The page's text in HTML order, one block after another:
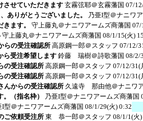
させていただきます 玄霧弦耶＠玄霧藩国 07/
ありがとうございました。
乃亜I型＠ナニワ
ます。
守上藤丸＠ナニワアームズ商藩国 07/
守上藤丸＠ナニワアームズ商藩国 08/1/15(火)
らの受注確認所 高原鋼一郎＠スタッフ 07/12/
ら受注希望します 鈴藤 瑞樹＠詩歌藩国 08/2/
の受注確認所 高原鋼一郎＠スタッフ 07/12/31(
の受注確認所 高原鋼一郎＠スタッフ 07/12/31(
んからの受注確認所 久遠寺 那由他＠ナニワ
（指名枠）
乃亜I型＠ナニワアームズ商藩国
I型＠ナニワアームズ商藩国 08/1/29(火) 0:32
ご依頼受注所 東 恭一郎＠スタッフ 08/1/1(火